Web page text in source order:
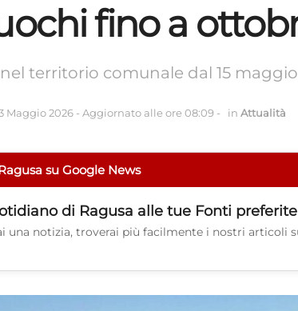
fino a
territorio comunale dal 15
Maggio 2026 - Aggiornato alle ore 08:09 - in Attualità
su Google News
di Ragusa alle tue Fonti preferite
una notizia, troverai più facilmente i nostri articoli